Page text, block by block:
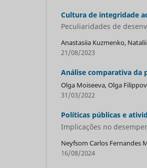
Cultura de integridade
Peculiaridades de
Anastasiia Kuzmenko,
21/08/2023
Análise comparativa da
Olga Moiseeva, Olga
31/03/2022
Políticas públicas e
Implicações no
Neyfsom Carlos Fernandes
16/08/2024